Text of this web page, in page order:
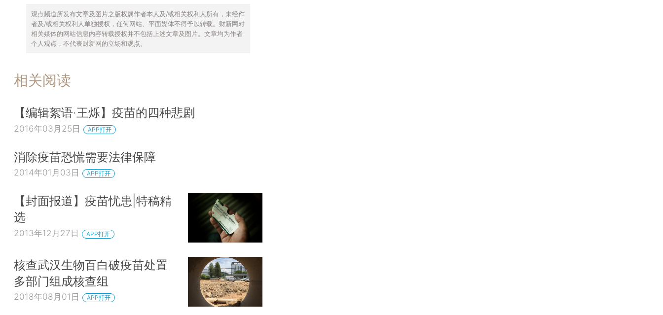
观点频道所发布文章及图片之版权属作者本人及/或相关权利人所有，未经作
者及/或相关权利人单独授权，任何网站、平面媒体不得予以转载。财新网对
相关媒体的网站信息内容转载授权并不包括上述文章及图片。文章均为作者
个人观点，不代表财新网的立场和观点。
相关阅读
【编辑絮语·王烁】疫苗的四种悲剧
2016年03月25日 APP打开
消除疫苗恐慌需要法律保障
2014年01月03日 APP打开
【封面报道】疫苗忧患|特稿精
选
2013年12月27日 APP打开
核查武汉生物百白破疫苗处置
多部门组成核查组
2018年08月01日 APP打开